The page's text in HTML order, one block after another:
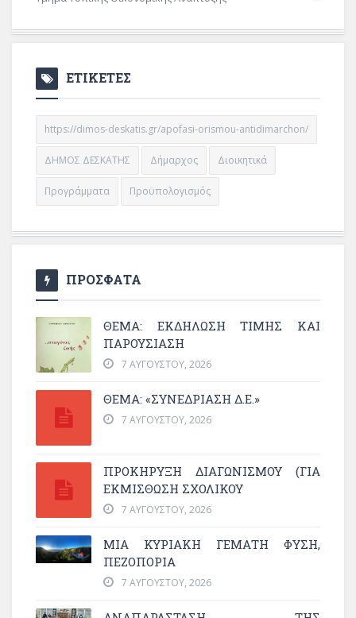
ΕΤΙΚΕΤΕΣ
https://dimos-deskatis.gr/apofasi-orismou-antidimarchon/
ΔΗΜΟΣ ΔΕΣΚΑΤΗΣ Δήμαρχος Διοικητικά
Προγράμματα Προϋπολογισμός
ΠΡΟΣΦΑΤΑ
ΘΈΜΑ: ΕΚΔΉΛΩΣΗ ΤΙΜΉΣ ΚΑΙ
ΠΑΡΟΥΣΊΑΣΗ
7 ΑΥΓΟΎΣΤΟΥ, 2026
ΘΕΜΑ: «ΣΥΝΕΔΡΊΑΣΗ Δ.Ε.»
7 ΑΥΓΟΎΣΤΟΥ, 2026
ΠΡΟΚΗΡΥΞΗ ΔΙΑΓΩΝΙΣΜΟΥ (ΓΙΑ
ΕΚΜΊΣΘΩΣΗ ΣΧΟΛΙΚΟΎ
7 ΑΥΓΟΎΣΤΟΥ, 2026
ΜΙΑ ΚΥΡΙΑΚΉ ΓΕΜΆΤΗ ΦΎΣΗ,
ΠΕΖΟΠΟΡΊΑ
7 ΑΥΓΟΎΣΤΟΥ, 2026